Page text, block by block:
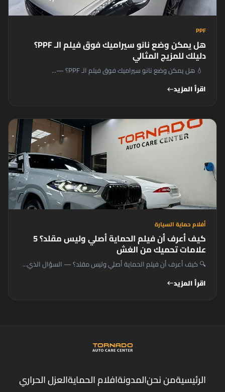
PPF
هل يمكن وضع نانو سيراميك فوق فيلم الـ PPF؟
دليلك للمزيج المثالي
💧 هل يمكن وضع نانو سيراميك فوق فيلم الـ PPF؟ —...
اقرأ المزيدwest
أفلام حماية السيارة
كيف أعرف أن فيلم الحماية أصلي وليس مقلد؟ 5
علامات تحميك من الغش
🔍 كيف أعرف أن فيلم الحماية أصلي وليس مقلد؟ — السؤال الذي...
اقرأ المزيدwest
الرئيسيةمن نحنالمدونةافلام الحمايةالعزل الحراري